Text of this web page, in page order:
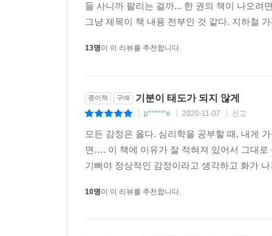
들 사니까 팔리는 걸까... 한 권의 책이 나오려
그냥 제목이 책 내용 전부인 것 같다. 지하철
13명이 이 리뷰를 추천합니다.
종이책 구매 기분이 태도가 되지 않게
p******e 2020-11-07 신고
모든 감정은 옳다. 심리학을 공부할 때, 내게
면…. 이 책에 이유가 잘 적혀져 있어서 그대
기뻐야 정상적인 감정이라고 생각하고 화가
10명이 이 리뷰를 추천합니다.